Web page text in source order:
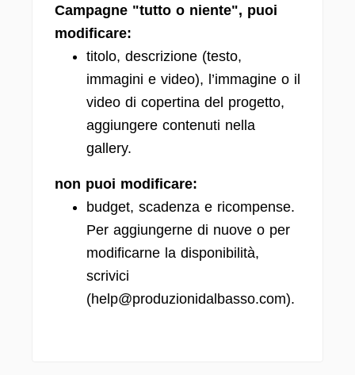
Campagne "tutto o niente", puoi
modificare:
titolo, descrizione (testo,
immagini e video), l’immagine o il
video di copertina del progetto,
aggiungere contenuti nella
gallery.
non puoi modificare:
budget, scadenza e ricompense.
Per aggiungerne di nuove o per
modificarne la disponibilità,
scrivici
(help@produzionidalbasso.com).